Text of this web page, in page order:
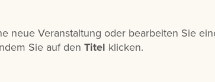
neue Veranstaltung oder bearbeiten Sie
Sie auf den Titel klicken.